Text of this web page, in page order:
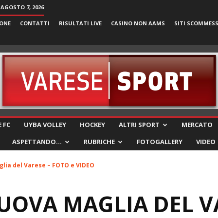
7, 2026
CONTATTI RISULTATI LIVE CASINO NON AAMS SITI
FC UYBA VOLLEY HOCKEY ALTRI SPORT
MERCATO
ASPETTANDO…
RUBRICHE FOTOGALLERY VIDEO
del Varese – FOTO e VIDEO
MAGLIA DEL